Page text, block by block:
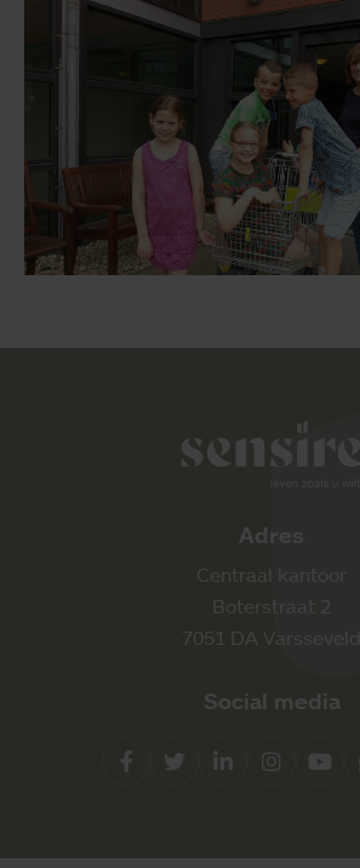
Adres
Centraal kantoor
Boterstraat 2
7051 DA Varsseveld
Social media
FacebookTwitterLinkedInInstagram